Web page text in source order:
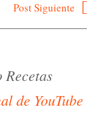
Post Siguiente
Recetas
de YouTube